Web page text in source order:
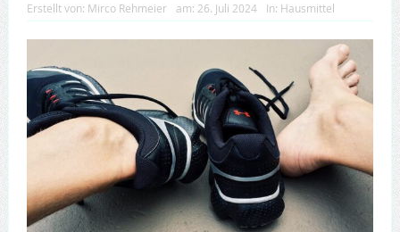
Erstellt von: Mirco Rehmeier am: 26. Juli 2024 In: Hausmittel